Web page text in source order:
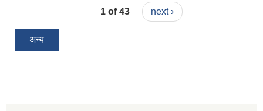
1 of 43 next ›
अन्य